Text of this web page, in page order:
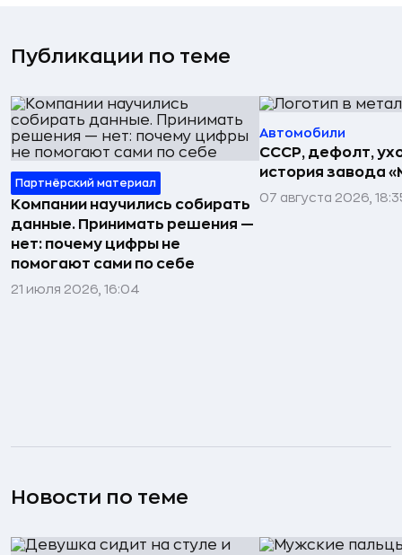
Публикации по теме
Партнёрский материал
Компании научились собирать
данные. Принимать решения —
нет: почему цифры не
помогают сами по себе
21 июля 2026, 16:04
Автомобили
СССР, дефолт,
история завода
07 августа 2026,
Новости по теме